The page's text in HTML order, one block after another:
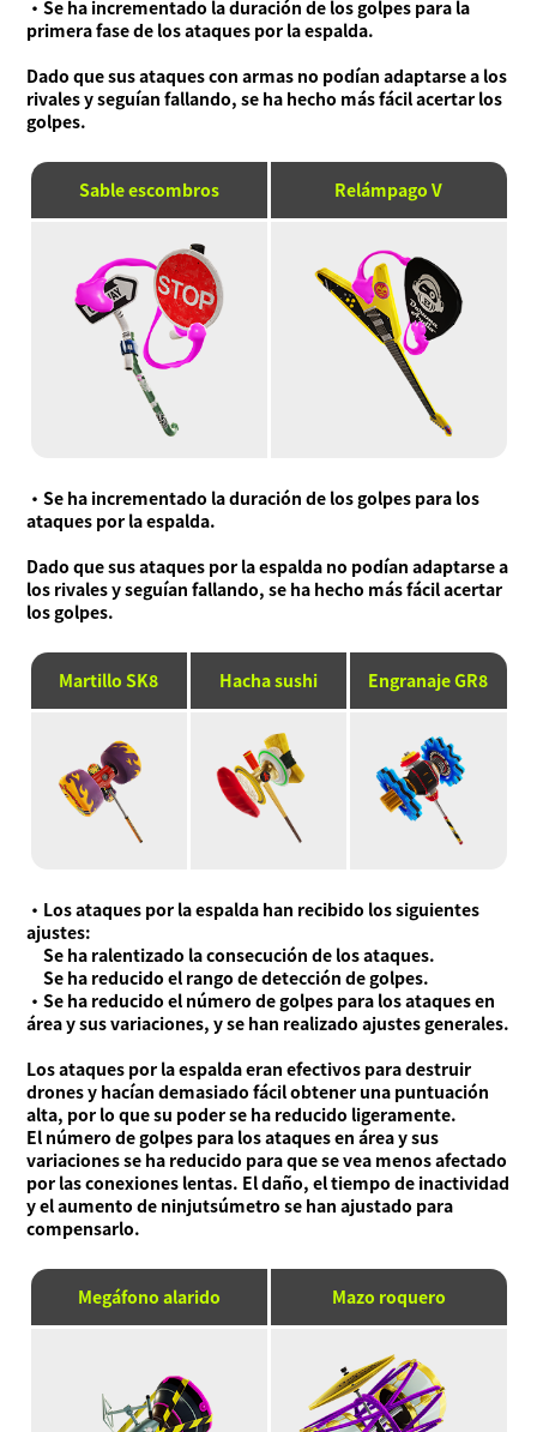
・Se ha incrementado la duración de los golpes para la
primera fase de los ataques por la espalda.
Dado que sus ataques con armas no podían adaptarse a los
rivales y seguían fallando, se ha hecho más fácil acertar los
golpes.
Sable escombros Relámpago V
・Se ha incrementado la duración de los golpes para los
ataques por la espalda.
Dado que sus ataques por la espalda no podían adaptarse a
los rivales y seguían fallando, se ha hecho más fácil acertar
los golpes.
Martillo SK8 Hacha sushi Engranaje GR8
・Los ataques por la espalda han recibido los siguientes
ajustes:
Se ha ralentizado la consecución de los ataques.
Se ha reducido el rango de detección de golpes.
・Se ha reducido el número de golpes para los ataques en
área y sus variaciones, y se han realizado ajustes generales.
Los ataques por la espalda eran efectivos para destruir
drones y hacían demasiado fácil obtener una puntuación
alta, por lo que su poder se ha reducido ligeramente.
El número de golpes para los ataques en área y sus
variaciones se ha reducido para que se vea menos afectado
por las conexiones lentas. El daño, el tiempo de inactividad
y el aumento de ninjutsúmetro se han ajustado para
compensarlo.
Megáfono alarido Mazo roquero